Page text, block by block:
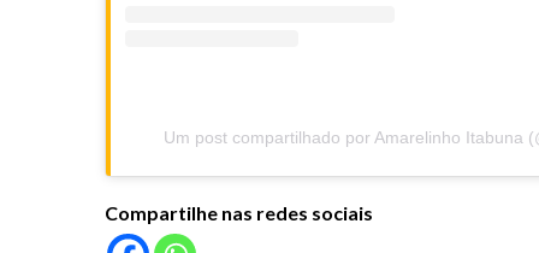
Um post compartilhado por Amarelinho Itabuna
Compartilhe nas redes sociais